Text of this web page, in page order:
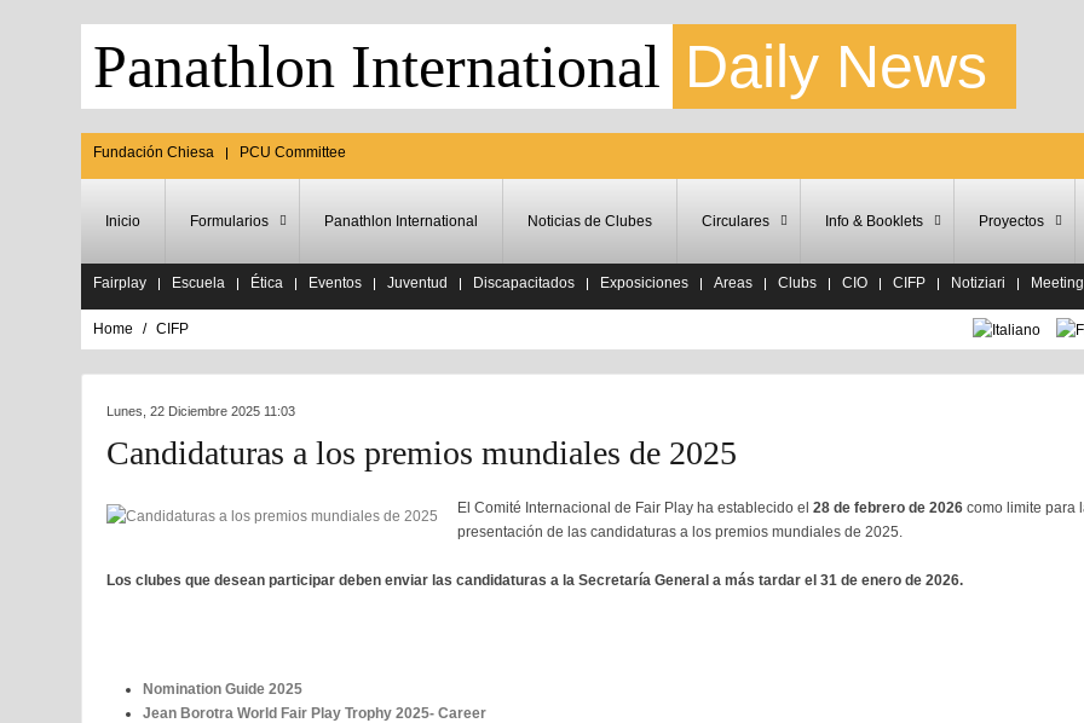
Panathlon International Daily News
Fundación Chiesa PCU Committee
Inicio Formularios Panathlon International Noticias de Clubes Circulares Info & Booklets Proyectos
Fairplay Escuela Ética Eventos Juventud Discapacitados Exposiciones Areas Clubs CIO CIFP Notiziari Meeting
Home CIFP
Lunes, 22 Diciembre 2025 11:03
Candidaturas a los premios mundiales de 2025
El Comité Internacional de Fair Play ha establecido el 28 de febrero de 2026 como limite para
presentación de las candidaturas a los premios mundiales de 2025.
Los clubes que desean participar deben enviar las candidaturas a la Secretaría General a más tardar el 31 de enero de 2026.
Nomination Guide 2025
Jean Borotra World Fair Play Trophy 2025- Career